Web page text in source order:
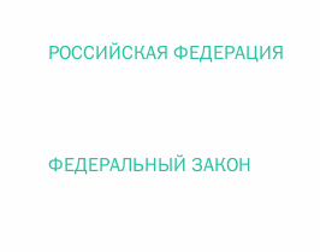
РОССИЙСКАЯ ФЕДЕРАЦИЯ
ФЕДЕРАЛЬНЫЙ ЗАКОН